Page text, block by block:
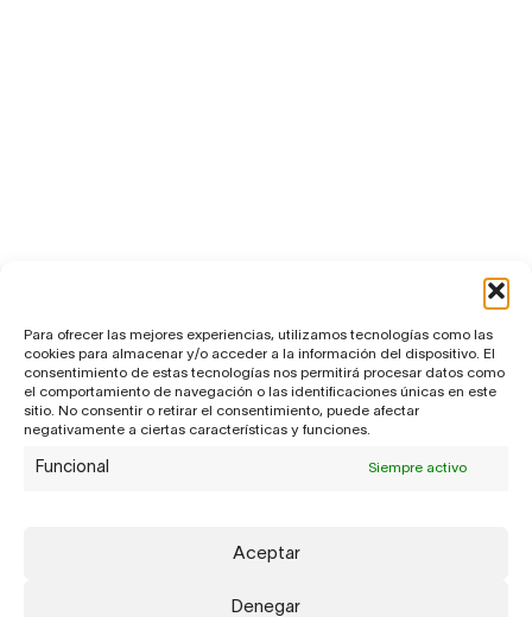
Para ofrecer las mejores experiencias, utilizamos tecnologías como las
cookies para almacenar y/o acceder a la información del dispositivo. El
consentimiento de estas tecnologías nos permitirá procesar datos como
el comportamiento de navegación o las identificaciones únicas en este
sitio. No consentir o retirar el consentimiento, puede afectar
negativamente a ciertas características y funciones.
Funcional Siempre activo
Aceptar
Denegar